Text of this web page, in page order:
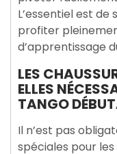
L’essentiel est
profiter
d’apprentissage
LES
ELLES
TANGO
Il n’est pas
spéciales pour